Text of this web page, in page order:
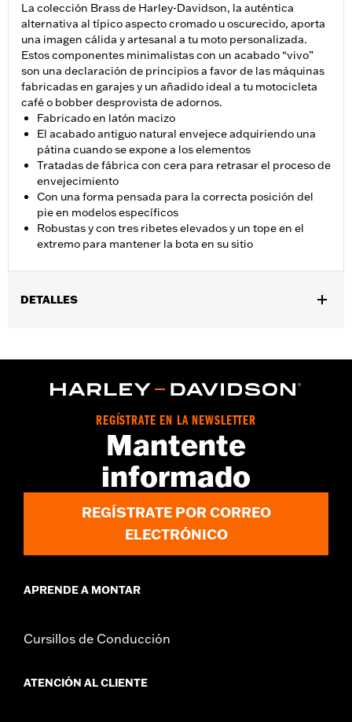
La colección Brass de Harley-Davidson, la auténtica
alternativa al típico aspecto cromado u oscurecido, aporta
una imagen cálida y artesanal a tu moto personalizada.
Estos componentes minimalistas con un acabado “vivo”
son una declaración de principios a favor de las máquinas
fabricadas en garajes y un añadido ideal a tu motocicleta
café o bobber desprovista de adornos.
Fabricado en latón macizo
El acabado antiguo natural envejece adquiriendo una
pátina cuando se expone a los elementos
Tratadas de fábrica con cera para retrasar el proceso de
envejecimiento
Con una forma pensada para la correcta posición del
pie en modelos específicos
Robustas y con tres ribetes elevados y un tope en el
extremo para mantener la bota en su sitio
DETALLES
Colección: LatÃ³n
Contenido del embalaje:Estriberas izquierda y derecha,
instrucciones de limpieza y mantenimiento
REGÍSTRATE EN LA NEWSLETTER
Mantente
informado
REGÍSTRATE POR CORREO
ELECTRÓNICO
APRENDE A MONTAR
Cursillos de Conducción
ATENCIÓN AL CLIENTE